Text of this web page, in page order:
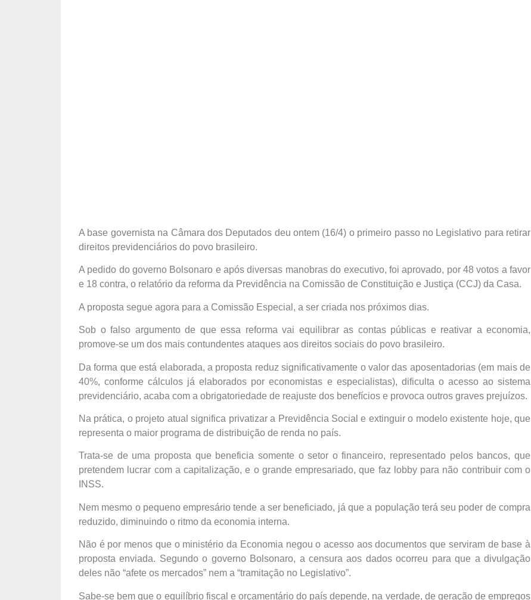
A base governista na Câmara dos Deputados deu ontem (16/4) o primeiro passo no Legislativo para retirar
direitos previdenciários do povo brasileiro.
A pedido do governo Bolsonaro e após diversas manobras do executivo, foi aprovado, por 48 votos a favor
e 18 contra, o relatório da reforma da Previdência na Comissão de Constituição e Justiça (CCJ) da Casa.
A proposta segue agora para a Comissão Especial, a ser criada nos próximos dias.
Sob o falso argumento de que essa reforma vai equilibrar as contas públicas e reativar a economia,
promove-se um dos mais contundentes ataques aos direitos sociais do povo brasileiro.
Da forma que está elaborada, a proposta reduz significativamente o valor das aposentadorias (em mais de
40%, conforme cálculos já elaborados por economistas e especialistas), dificulta o acesso ao sistema
previdenciário, acaba com a obrigatoriedade de reajuste dos benefícios e provoca outros graves prejuízos.
Na prática, o projeto atual significa privatizar a Previdência Social e extinguir o modelo existente hoje, que
representa o maior programa de distribuição de renda no país.
Trata-se de uma proposta que beneficia somente o setor o financeiro, representado pelos bancos, que
pretendem lucrar com a capitalização, e o grande empresariado, que faz lobby para não contribuir com o
INSS.
Nem mesmo o pequeno empresário tende a ser beneficiado, já que a população terá seu poder de compra
reduzido, diminuindo o ritmo da economia interna.
Não é por menos que o ministério da Economia negou o acesso aos documentos que serviram de base à
proposta enviada. Segundo o governo Bolsonaro, a censura aos dados ocorreu para que a divulgação
deles não “afete os mercados” nem a “tramitação no Legislativo”.
Sabe-se bem que o equilíbrio fiscal e orçamentário do país depende, na verdade, de geração de empregos